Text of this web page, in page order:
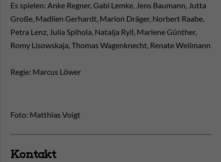
Es spielen: Anke Regner, Gabi Lemke, Jens Baumann, Jutta
Große, Madlien Gerhardt, Marion Dräger, Norbert Raabe,
Petra Lenz, Julia Spihola, Natalja Ryll, Marlene Günther,
Romy Lisowskaja, Thomas Wagenknecht, Renate Weilmann
Regie: Marcus Löwer
Foto: Matthias Voigt
Kontakt